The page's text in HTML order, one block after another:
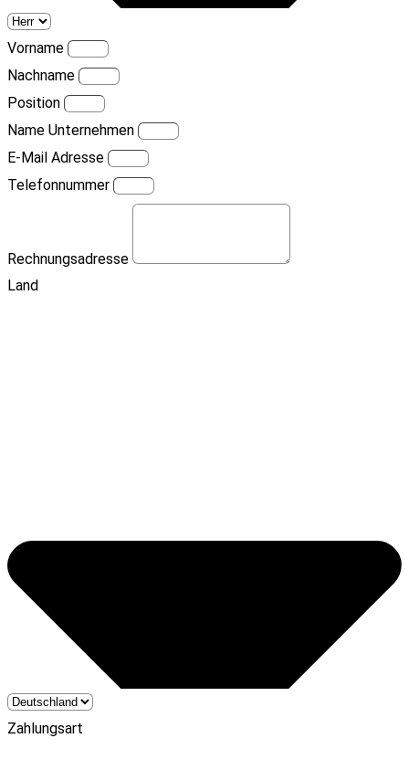
Vorname
Nachname
Position
Name Unternehmen
E-Mail Adresse
Telefonnummer
Rechnungsadresse
Land
Zahlungsart